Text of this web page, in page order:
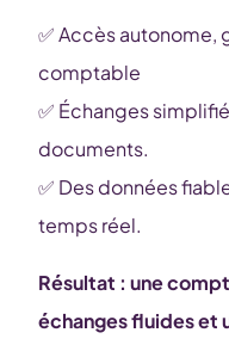
✅ Accès autonome,
comptable
✅ Échanges
documents.
✅ Des données
temps réel.
Résultat : une
échanges fluides et